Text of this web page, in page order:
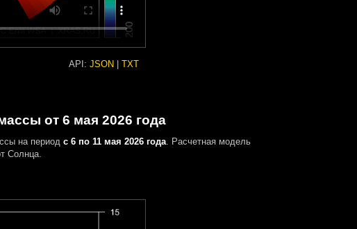
API: JSON TXT
от 6 мая 2026 года
на период с 6 по 11 мая 2026 года. Расчетная модель
Солнца.